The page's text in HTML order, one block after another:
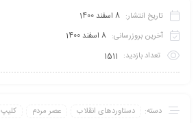
تاریخ انتشار: 8 اسفند 1400
آخرین بروزرسانی: 8 اسفند 1400
تعداد بازدید: 1511
دسته: دستاوردهای انقلاب عصر مردم کلیپ